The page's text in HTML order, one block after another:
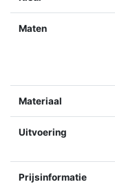
Maten
Materiaal
Uitvoering
Prijsinformatie